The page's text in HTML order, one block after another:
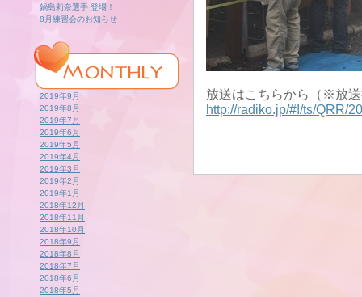
鍋島莉奈選手 登場！
8月練習会のお知らせ
2019年9月
2019年8月
2019年7月
2019年6月
2019年5月
2019年4月
2019年3月
2019年2月
2019年1月
2018年12月
2018年11月
2018年10月
2018年9月
2018年8月
2018年7月
2018年6月
2018年5月
放送はこちらから（※放
http://radiko.jp/#!/ts/QRR/